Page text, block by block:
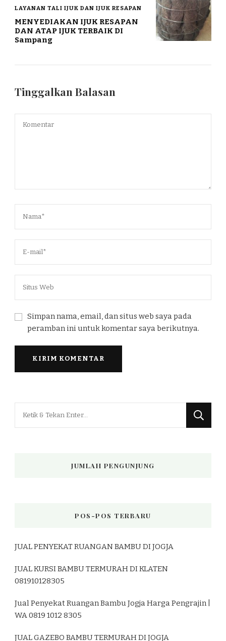
LAYANAN TALI IJUK DAN IJUK RESAPAN
MENYEDIAKAN IJUK RESAPAN
DAN ATAP IJUK TERBAIK DI
Sampang
Tinggalkan Balasan
Simpan nama, email, dan situs web saya pada
peramban ini untuk komentar saya berikutnya.
JUMLAH PENGUNJUNG
POS-POS TERBARU
JUAL PENYEKAT RUANGAN BAMBU DI JOGJA
JUAL KURSI BAMBU TERMURAH DI KLATEN
081910128305
Jual Penyekat Ruangan Bambu Jogja Harga Pengrajin |
WA 0819 1012 8305
JUAL GAZEBO BAMBU TERMURAH DI JOGJA